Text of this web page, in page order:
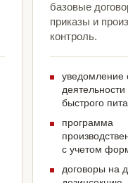
базовые
приказы и
контроль.
уведомление
быстрого
программа
с учетом
договоры на